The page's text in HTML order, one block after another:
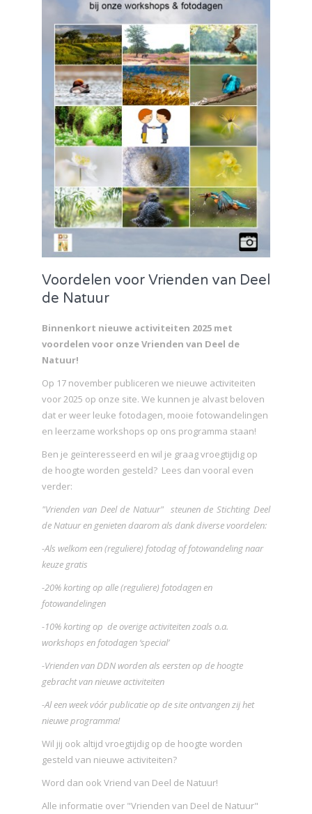
Voordelen voor Vrienden van Deel
de Natuur
Binnenkort nieuwe activiteiten 2025 met
voordelen voor onze Vrienden van Deel de
Natuur!
Op 17 november publiceren we nieuwe activiteiten
voor 2025 op onze site. We kunnen je alvast beloven
dat er weer leuke fotodagen, mooie fotowandelingen
en leerzame workshops op ons programma staan!
Ben je geïnteresseerd en wil je graag vroegtijdig op
de hoogte worden gesteld? Lees dan vooral even
verder:
"Vrienden van Deel de Natuur" steunen de Stichting Deel
de Natuur en genieten daarom als dank diverse voordelen:
-Als welkom een (reguliere) fotodag of fotowandeling naar
keuze gratis
-20% korting op alle (reguliere) fotodagen en
fotowandelingen
-10% korting op de overige activiteiten zoals o.a.
workshops en fotodagen ‘special’
-Vrienden van DDN worden als eersten op de hoogte
gebracht van nieuwe activiteiten
-Al een week vóór publicatie op de site ontvangen zij het
nieuwe programma!
Wil jij ook altijd vroegtijdig op de hoogte worden
gesteld van nieuwe activiteiten?
Word dan ook Vriend van Deel de Natuur!
Alle informatie over "Vrienden van Deel de Natuur"